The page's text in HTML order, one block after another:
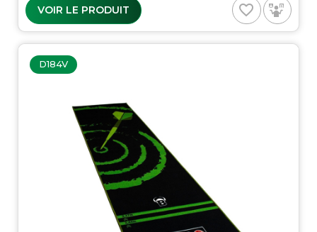
VOIR LE PRODUIT favorite_border
D184V